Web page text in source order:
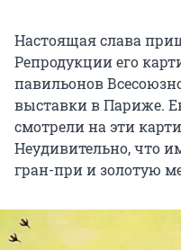
Настоящая слава
Репродукции его
павильонов
выставки в Париже.
смотрели на эти
Неудивительно, что
гран-при и золотую